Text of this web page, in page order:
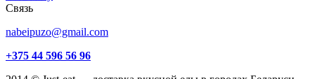
Связь
nabeipuzo@gmail.com
+375 44 596 56 96